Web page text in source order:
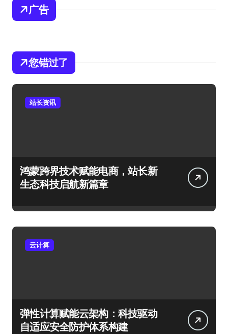
广告
您错过了
站长资讯
鸿蒙跨界技术赋能电商，站长新
生态科技启航新篇章
云计算
弹性计算赋能云架构：科技驱动
自适应安全防护体系构建